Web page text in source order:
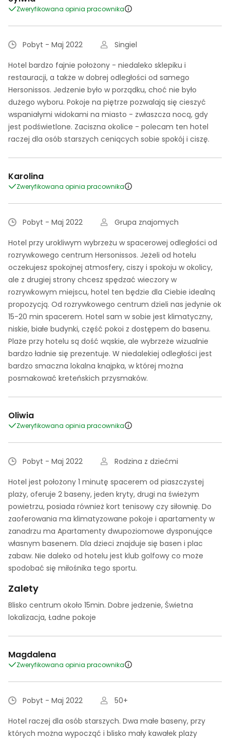
Zweryfikowana opinia pracownika
Pobyt - Maj 2022
Singiel
Hotel bardzo fajnie położony - niedaleko sklepiku i
restauracji, a także w dobrej odległości od samego
Hersonissos. Jedzenie było w porządku, choć nie było
dużego wyboru. Pokoje na piętrze pozwalają się cieszyć
wspaniałymi widokami na miasto - zwłaszcza nocą, gdy
jest podświetlone. Zaciszna okolice - polecam ten hotel
raczej dla osób starszych ceniących sobie spokój i ciszę.
Karolina
Zweryfikowana opinia pracownika
Pobyt - Maj 2022
Grupa znajomych
Hotel przy urokliwym wybrzeżu w spacerowej odległości od
rozrywkowego centrum Hersonissos. Jeżeli od hotelu
oczekujesz spokojnej atmosfery, ciszy i spokoju w okolicy,
ale z drugiej strony chcesz spędzać wieczory w
rozrywkowym miejscu, hotel ten będzie dla Ciebie idealną
propozycją. Od rozrywkowego centrum dzieli nas jedynie ok
15-20 min spacerem. Hotel sam w sobie jest klimatyczny,
niskie, białe budynki, część pokoi z dostępem do basenu.
Plaże przy hotelu są dość wąskie, ale wybrzeże wizualnie
bardzo ładnie się prezentuje. W niedalekiej odległości jest
bardzo smaczna lokalna knajpka, w której można
posmakować kreteńskich przysmaków.
Oliwia
Zweryfikowana opinia pracownika
Pobyt - Maj 2022
Rodzina z dziećmi
Hotel jest położony 1 minutę spacerem od piaszczystej
plaży, oferuje 2 baseny, jeden kryty, drugi na świeżym
powietrzu, posiada również kort tenisowy czy siłownię. Do
zaoferowania ma klimatyzowane pokoje i apartamenty w
zanadrzu ma Apartamenty dwupoziomowe dysponujące
własnym basenem. Dla dzieci znajduje się basen i plac
zabaw. Nie daleko od hotelu jest klub golfowy co może
spodobać się miłośnika tego sportu.
Zalety
Blisko centrum około 15min. Dobre jedzenie, Świetna
lokalizacja, Ładne pokoje
Magdalena
Zweryfikowana opinia pracownika
Pobyt - Maj 2022
50+
Hotel raczej dla osób starszych. Dwa małe baseny, przy
których można wypocząć i blisko mały kawałek plaży